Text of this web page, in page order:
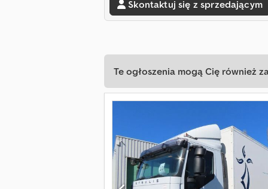
Skontaktuj się z sprzedającym
Te ogłoszenia mogą Cię również